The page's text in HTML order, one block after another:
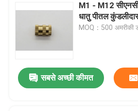
संपर्क करें
रबर तेल सील
M1 - M12 सीएनसी
धातु पीतल
MOQ：500 अमरीकी
सबसे अच्छी कीमत